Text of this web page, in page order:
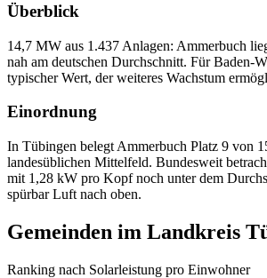
Überblick
14,7 MW aus 1.437 Anlagen: Ammerbuch
nah am deutschen Durchschnitt. Für Baden-
typischer Wert, der weiteres Wachstum
Einordnung
In Tübingen belegt Ammerbuch Platz 9 von
landesüblichen Mittelfeld. Bundesweit
mit 1,28 kW pro Kopf noch unter dem
spürbar Luft nach oben.
Gemeinden im Landkreis
Ranking nach Solarleistung pro Einwohner